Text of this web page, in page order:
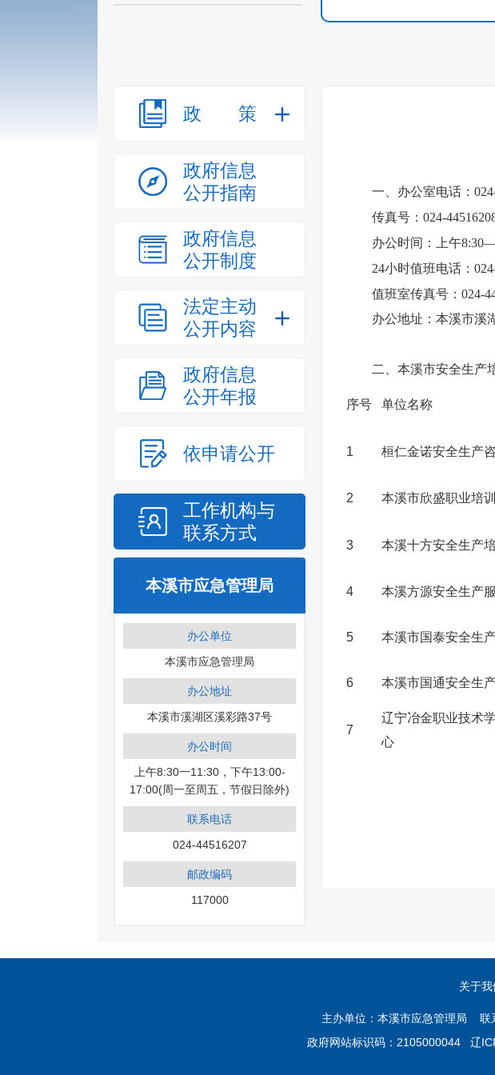
政策
政府信息
公开指南
政府信息
公开制度
法定主动
公开内容
政府信息
公开年报
依申请公开
工作机构与
联系方式
本溪市应急管理局
办公单位
本溪市应急管理局
办公地址
本溪市溪湖区溪彩路37号
办公时间
上午8:30一11:30，下午13:00-
17:00(周一至周五，节假日除外)
联系电话
024-44516207
邮政编码
117000
一、办公室电话：
传真号：024-
办公时间：
上午
24小时值班电话：
值班室传真号：024-
办公地址：本溪市溪
二、 本溪市安全生产
序号 单位名称
1 桓仁金诺安全生产
2 本溪市欣盛职业培
3 本溪十方安全生产
4 本溪方源安全生产
5 本溪市国泰安全生
6 本溪市国通安全生
7
辽宁冶金职业技术
心
关于我
主办单位：本溪市应急管理局 联
政府网站标识码：2105000044 辽